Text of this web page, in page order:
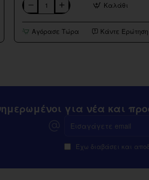
Firepods
Watermelon
Melon
Ice
Καλάθι
Αγόρασε Τώρα Κάντε Ερώτηση
για νέα και
email
Έχω διαβάσει και